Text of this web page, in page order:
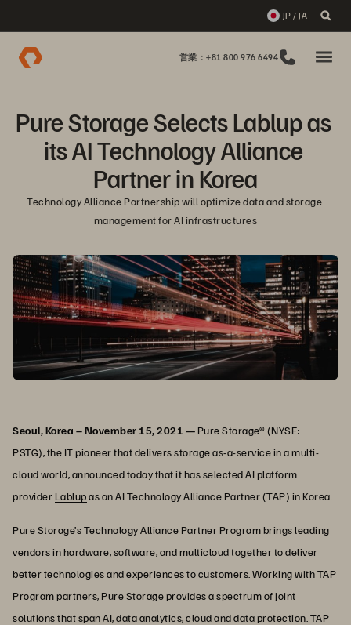
JP / JA
営業：+81 800 976 6494
Pure Storage Selects Lablup as
its AI Technology Alliance
Partner in Korea
Technology Alliance Partnership will optimize data and storage
management for AI infrastructures
Seoul, Korea – November 15, 2021 —Pure Storage® (NYSE:
PSTG), the IT pioneer that delivers storage as-a-service in a multi-
cloud world, announced today that it has selected AI platform
providerLablupas an AI Technology Alliance Partner (TAP) in Korea.
Pure Storage’s Technology Alliance Partner Program brings leading
vendors in hardware, software, and multicloud together to deliver
better technologies and experiences to customers. Working with TAP
Program partners, Pure Storage provides a spectrum of joint
solutions that span AI, data analytics, cloud and data protection. TAP